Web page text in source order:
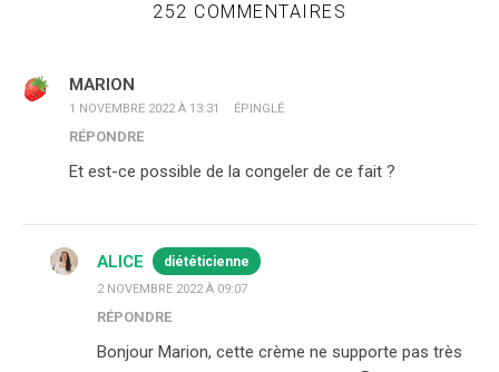
252 COMMENTAIRES
MARION
1 NOVEMBRE 2022 À 13:31 ÉPINGLÉ
RÉPONDRE
Et est-ce possible de la congeler de ce fait ?
ALICE diététicienne
2 NOVEMBRE 2022 À 09:07
RÉPONDRE
Bonjour Marion, cette crème ne supporte pas très